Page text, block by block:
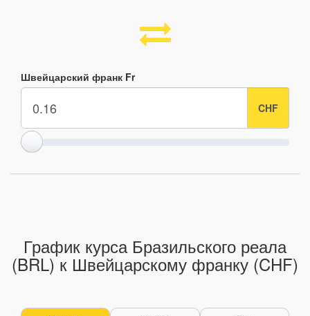
Швейцарский франк Fr
График курса Бразильского реала
(BRL) к Швейцарскому франку (CHF)